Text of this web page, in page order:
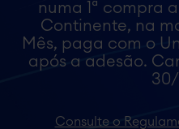
numa 1ª compra
Continente, na
Mês, paga com o
após a adesão.
30/
Consulte o